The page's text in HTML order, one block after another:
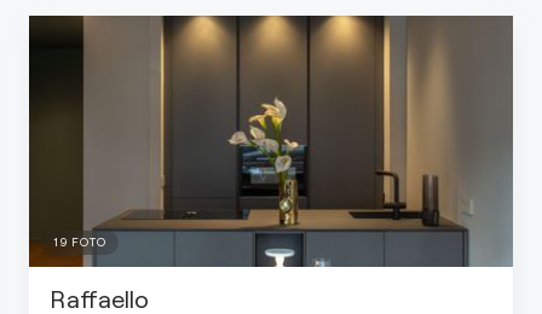
19 FOTO
Raffaello